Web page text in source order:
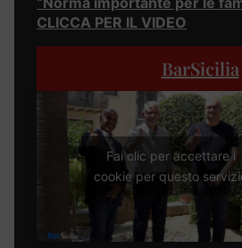
CLICCA PER IL VIDEO
BarSicilia
Fai clic per accettare i
cookie per questo